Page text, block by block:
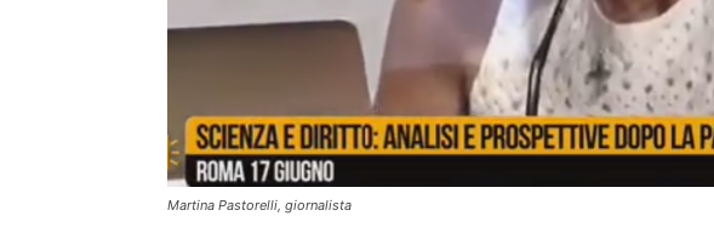
Martina Pastorelli, giornalista